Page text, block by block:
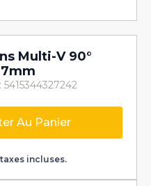
Multi-V 90°
5415344327242
Au Panier
incluses.